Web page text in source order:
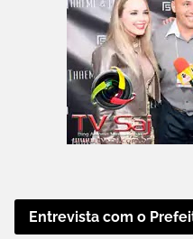
Entrevista com o